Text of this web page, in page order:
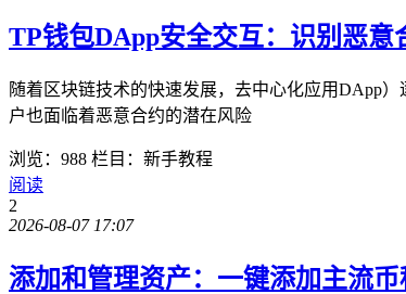
TP钱包DApp安全交互：识别恶意
随着区块链技术的快速发展，去中心化应用DApp
户也面临着恶意合约的潜在风险
浏览：988 栏目：新手教程
阅读
2
2026-08-07 17:07
添加和管理资产：一键添加主流